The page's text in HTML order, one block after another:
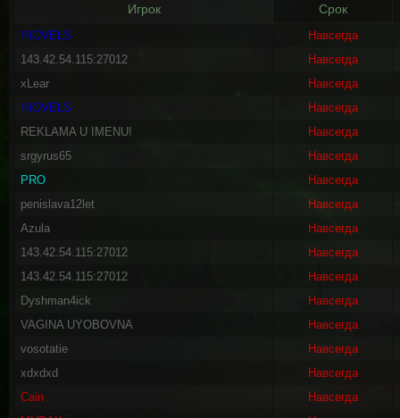
Игрок Срок
!NOVELS
Навсегда
143.42.54.115:27012
Навсегда
xLear
Навсегда
!NOVELS
Навсегда
REKLAMA U IMENU!
Навсегда
srgyrus65
Навсегда
PRO
Навсегда
penislava12let
Навсегда
Azula
Навсегда
143.42.54.115:27012
Навсегда
143.42.54.115:27012
Навсегда
Dyshman4ick
Навсегда
VAGINA UYOBOVNA
Навсегда
vosotatie
Навсегда
xdxdxd
Навсегда
Cain
Навсегда